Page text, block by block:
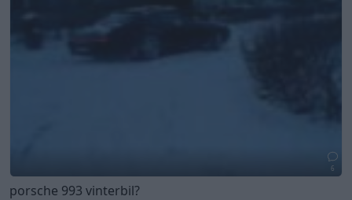
6
porsche 993 vinterbil?